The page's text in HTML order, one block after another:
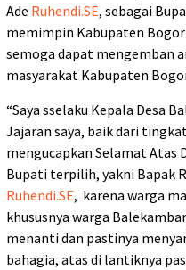
Ade Ruhendi.SE, sebagai
memimpin Kabupaten
semoga dapat mengemban
masyarakat Kabupaten
“Saya sselaku Kepala Desa
Jajaran saya, baik dari
mengucapkan Selamat Atas
Bupati terpilih, yakni Bapak
Ruhendi.SE, karena warga
khususnya warga
menanti dan pastinya
bahagia, atas di lantiknya